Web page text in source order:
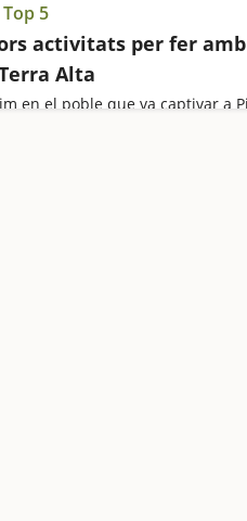
5
activitats per fer amb
Alta